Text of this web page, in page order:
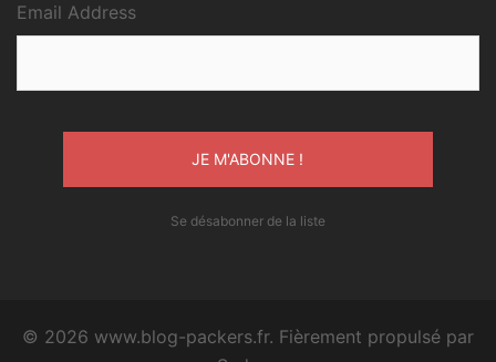
Email Address
Se désabonner de la liste
© 2026 www.blog-packers.fr. Fièrement propulsé par